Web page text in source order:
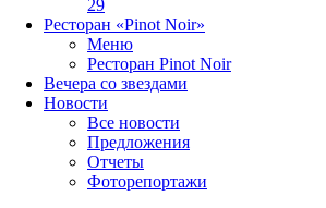
29
Ресторан «Pinot Noir»
Меню
Ресторан Pinot Noir
Вечера со звездами
Новости
Все новости
Предложения
Отчеты
Фоторепортажи